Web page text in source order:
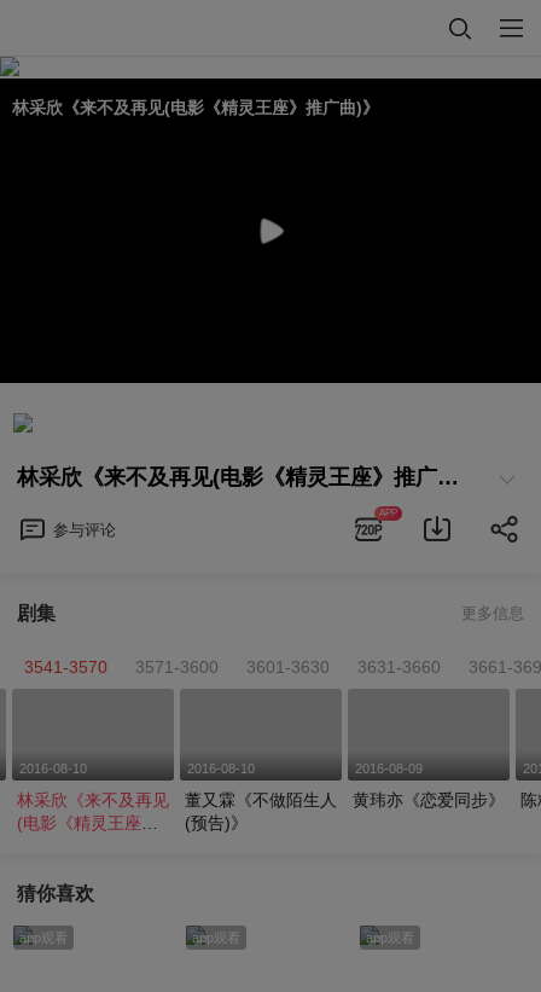
林采欣《来不及再见(电影《精灵王座》推广曲)》
林采欣《来不及再见(电影《精灵王座》推广曲)》
参与评论
APP
剧集 更多信息
3541-3570 3571-3600 3601-3630 3631-3660 3661-
2016-08-10
林采欣《来不及再见
(电影《精灵王座》
2016-08-10
董又霖《不做陌生人
(预告)》
2016-08-09
黄玮亦《恋爱同步》 陈
猜你喜欢
app观看 app观看 app观看